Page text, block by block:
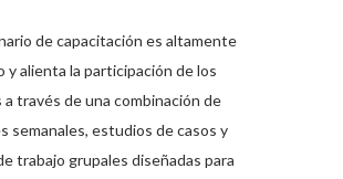
de capacitación es altamente
y alienta la participación de los
a través de una combinación de
semanales, estudios de casos y
trabajo grupales diseñadas para